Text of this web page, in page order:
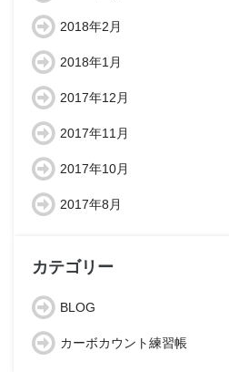
2018年2月
2018年1月
2017年12月
2017年11月
2017年10月
2017年8月
カテゴリー
BLOG
カーボカウント練習帳